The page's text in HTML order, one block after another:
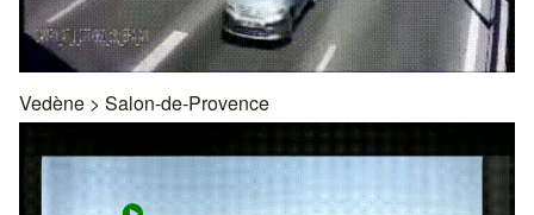
Vedène > Salon-de-Provence